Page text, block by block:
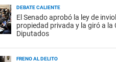
DEBATE CALIENTE
El Senado aprobó la ley de
propiedad privada y la giró a la
Diputados
FRENO AL DELITO